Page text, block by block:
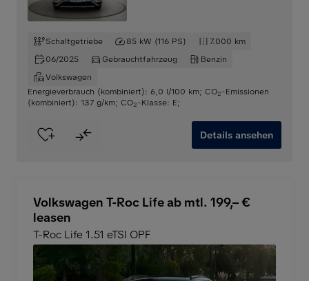
Schaltgetriebe 85 kW (116 PS)
7.000 km
06/2025
Gebrauchtfahrzeug
Benzin
Volkswagen
Energieverbrauch (kombiniert): 6,0 l/100 km; CO2-Emissionen
(kombiniert): 137 g/km; CO2-Klasse: E;
Details ansehen
Volkswagen T-Roc Life ab mtl. 199,– €
leasen
T-Roc Life 1.51 eTSI OPF